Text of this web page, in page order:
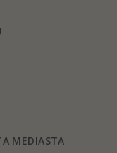
MEDIASTA